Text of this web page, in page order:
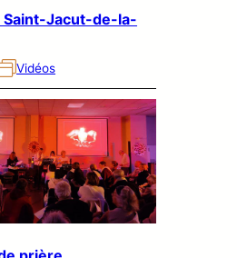
Saint-Jacut-de-la-
Vidéos